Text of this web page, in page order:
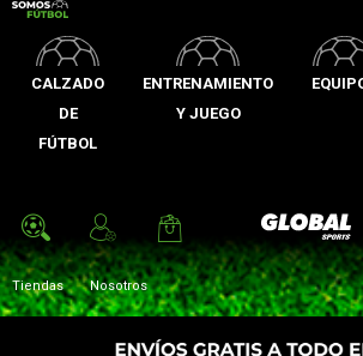
CALZADO
DE
FÚTBOL
ENTRENAMIENTO
Y JUEGO
Global Sports
Tiendas Nosotros